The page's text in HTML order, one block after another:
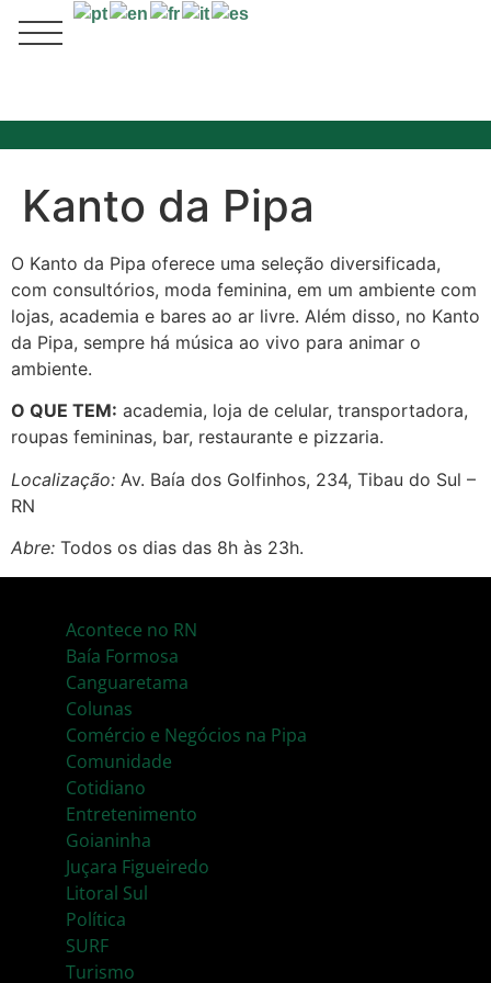
Kanto da Pipa
O Kanto da Pipa oferece uma seleção diversificada,
com consultórios, moda feminina, em um ambiente com
lojas, academia e bares ao ar livre. Além disso, no Kanto
da Pipa, sempre há música ao vivo para animar o
ambiente.
O QUE TEM: academia, loja de celular, transportadora,
roupas femininas, bar, restaurante e pizzaria.
Localização: Av. Baía dos Golfinhos, 234, Tibau do Sul –
RN
Abre: Todos os dias das 8h às 23h.
Acontece no RN
Baía Formosa
Canguaretama
Colunas
Comércio e Negócios na Pipa
Comunidade
Cotidiano
Entretenimento
Goianinha
Juçara Figueiredo
Litoral Sul
Política
SURF
Turismo